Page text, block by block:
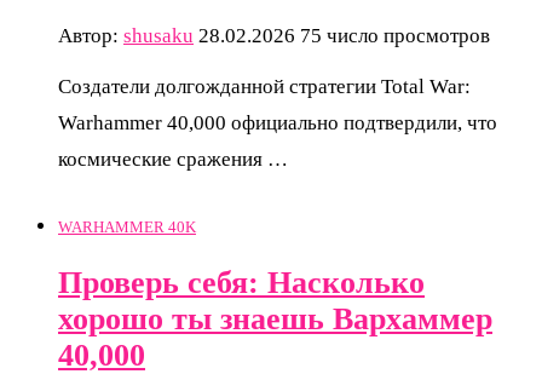
Автор: shusaku 28.02.2026 75 число просмотров
Создатели долгожданной стратегии Total War:
Warhammer 40,000 официально подтвердили, что
космические сражения …
WARHAMMER 40K
Проверь себя: Насколько
хорошо ты знаешь Вархаммер
40,000